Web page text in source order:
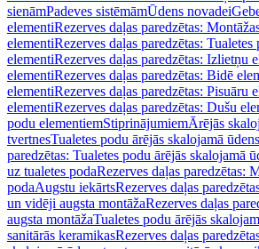
sienāmPadeves sistēmāmŪdens novadei
elementiRezerves daļas paredzētas:
elementiRezerves daļas paredzētas: Tualetes
elementiRezerves daļas paredzētas: Izlietņu
elementiRezerves daļas paredzētas: Bidē
elementiRezerves daļas paredzētas: Pisuāru
elementiRezerves daļas paredzētas: Dušu
podu elementiemStiprinājumiemĀrējās
tvertnesTualetes podu ārējās skalojamā
paredzētas: Tualetes podu ārējās skalojamā
uz tualetes podaRezerves daļas paredzētas:
podaAugstu iekārtsRezerves daļas
un vidēji augsta montāžaRezerves daļas
augsta montāžaTualetes podu ārējās
sanitārās keramikasRezerves daļas